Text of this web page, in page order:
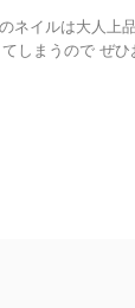
ネイルは大人上
しまうので ぜ